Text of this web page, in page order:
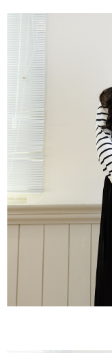
結帳頁面，進行簡訊認證
２．訂單成立數日內，您
３．收到繳費通知簡訊後
ATM／網路銀行／等多元
※ 請注意：結帳手續完成
購買商品的店家。未經商
後付繳納相關費用。
※ 交易是否成功請以「
是否繳費成功／繳費後需
客戶支援中心」
https://
【注意事項】
１．透過由恩沛科技股份
易，需依本服務之必要範
權轉讓予恩沛科技股份有
２．關於個人資料處理事
https://aftee.tw/terms/
３．未成年的使用者請事
「AFTEE先享後付」，
４．使用「AFTEE先享
時審查核予不同之上限額
請求用戶進行身份認證。
５．嚴禁一人註冊多個帳
付款後全家取貨
每筆NT$60，滿
7-11取貨付款
每筆NT$60，滿
付款後7-11取貨
每筆NT$60，滿
宅配
每筆NT$60，滿
外島宅配
每筆NT$255